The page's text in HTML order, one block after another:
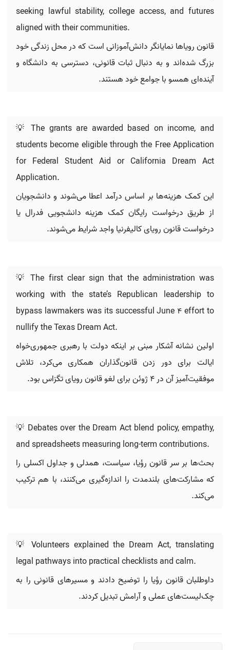
seeking lawful stability, college access, and futures
aligned with their communities.
قانون رویاها نمایانگر دانش‌آموزانی است که در محل زندگی خود
بزرگ شده‌اند و به دنبال ثبات قانونی، دسترسی به دانشگاه و
آینده‌ای همسو با جوامع خود هستند.
💡 The grants are awarded based on income, and
students become eligible through the Free Application
for Federal Student Aid or California Dream Act
Application.
این کمک هزینه‌ها بر اساس درآمد اعطا می‌شوند و دانشجویان
از طریق درخواست رایگان کمک هزینه دانشجویی فدرال یا
درخواست قانون رویای کالیفرنیا واجد شرایط می‌شوند.
💡 The first clear sign that the administration was
working with the state’s Republican leadership to
bypass lawmakers was its successful June 4 effort to
nullify the Texas Dream Act.
اولین نشانه آشکار مبنی بر اینکه دولت با رهبری جمهوری‌خواه
ایالت برای دور زدن قانون‌گذاران همکاری می‌کرد، تلاش
موفقیت‌آمیز آن در ۴ ژوئن برای لغو قانون رویای تگزاس بود.
💡 Debates over the Dream Act blend policy, empathy,
and spreadsheets measuring long-term contributions.
بحث‌ها بر سر قانون رؤیا، سیاست، همدلی و جداول اکسلی را
که مشارکت‌های بلندمدت را اندازه‌گیری می‌کنند، با هم ترکیب
می‌کند.
💡 Volunteers explained the Dream Act, translating
legal pathways into practical checklists and calm.
داوطلبان قانون رؤیا را توضیح دادند و مسیرهای قانونی را به
چک‌لیست‌های عملی و آرامش تبدیل کردند.